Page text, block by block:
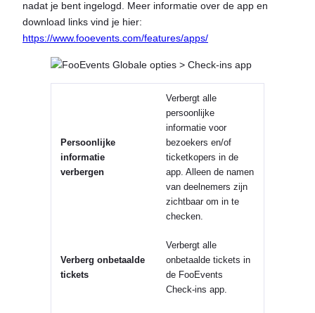
nadat je bent ingelogd. Meer informatie over de app en
download links vind je hier:
https://www.fooevents.com/features/apps/
Persoonlijke
informatie
verbergen
Verbergt alle
persoonlijke
informatie voor
bezoekers en/of
ticketkopers in de
app. Alleen de namen
van deelnemers zijn
zichtbaar om in te
checken.
Verberg onbetaalde
tickets
Verbergt alle
onbetaalde tickets in
de FooEvents
Check-ins app.